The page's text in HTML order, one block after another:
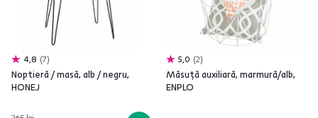
4,8 7
Noptieră / masă, alb / negru,
HONEJ
5,0 2
Măsuţă auxiliară, marmură/alb,
ENPLO